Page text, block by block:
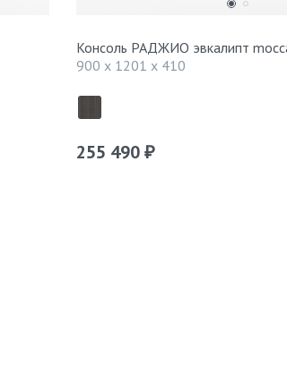
Консоль РАДЖИО эвкалипт
900 x 1201 x 410
255 490 ₽